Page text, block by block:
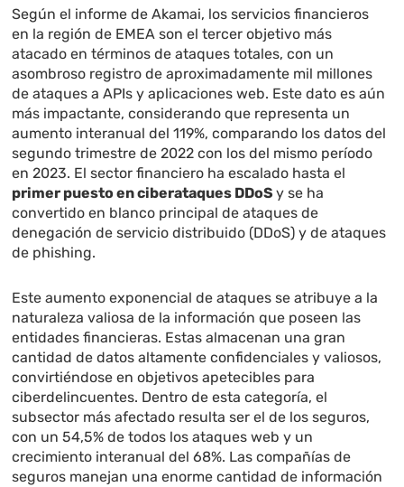
Según el informe de Akamai, los servicios financieros
en la región de EMEA son el tercer objetivo más
atacado en términos de ataques totales, con un
asombroso registro de aproximadamente mil millones
de ataques a APIs y aplicaciones web. Este dato es aún
más impactante, considerando que representa un
aumento interanual del 119%, comparando los datos del
segundo trimestre de 2022 con los del mismo período
en 2023. El sector financiero ha escalado hasta el
primer puesto en ciberataques DDoSy se ha
convertido en blanco principal de ataques de
denegación de servicio distribuido (DDoS) y de ataques
de phishing.
Este aumento exponencial de ataques se atribuye a la
naturaleza valiosa de la información que poseen las
entidades financieras. Estas almacenan una gran
cantidad de datos altamente confidenciales y valiosos,
convirtiéndose en objetivos apetecibles para
ciberdelincuentes. Dentro de esta categoría, el
subsector más afectado resulta ser el de los seguros,
con un 54,5% de todos los ataques web y un
crecimiento interanual del 68%. Las compañías de
seguros manejan una enorme cantidad de información